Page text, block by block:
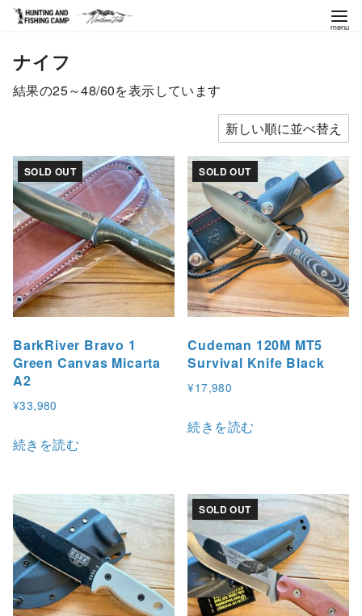
ナイフ
結果の25～48/60を表示しています
し
い
順
SOLD OUT
BarkRiver Bravo 1
Green Canvas Micarta
A2
¥33,980
続きを読む
SOLD OUT
Cudeman 120M MT5
Survival Knife Black
¥17,980
続きを読む
SOLD OUT